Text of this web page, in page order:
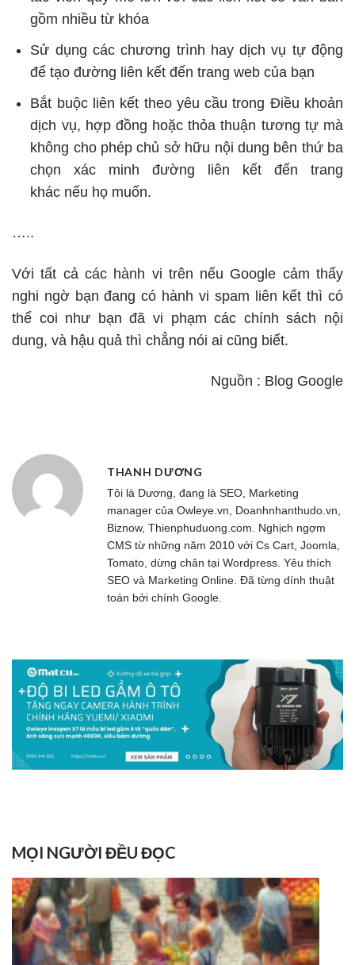
gồm nhiều từ khóa
Sử dụng các chương trình hay dịch vụ tự động
để tạo đường liên kết đến trang web của bạn
Bắt buộc liên kết theo yêu cầu trong Điều khoản
dịch vụ, hợp đồng hoặc thỏa thuận tương tự mà
không cho phép chủ sở hữu nội dung bên thứ ba
chọn xác minh đường liên kết đến trang
khác nếu họ muốn.
…..
Với tất cả các hành vi trên nếu Google cảm thấy
nghi ngờ bạn đang có hành vi spam liên kết thì có
thể coi như bạn đã vi phạm các chính sách nội
dung, và hậu quả thì chẳng nói ai cũng biết.
Nguồn : Blog Google
THANH DƯƠNG
Tôi là Dương, đang là SEO, Marketing
manager của Owleye.vn, Doanhnhanthudo.vn,
Biznow, Thienphuduong.com. Nghịch ngợm
CMS từ những năm 2010 với Cs Cart, Joomla,
Tomato, dừng chân tại Wordpress. Yêu thích
SEO và Marketing Online. Đã từng dính thuật
toán bởi chính Google.
MỌI NGƯỜI ĐỀU ĐỌC